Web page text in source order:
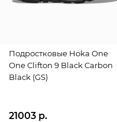
Подростковые Hoka One
One Clifton 9 Black Carbon
Black (GS)
21003 р.